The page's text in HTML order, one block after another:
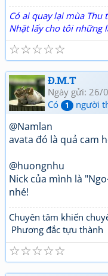
Có ai quay lại mùa Thu
Nhặt lấy cho tôi những
☆
☆
☆
☆
☆
Đ.M.T
Ngày gửi: 26/
Có
1 người
@Namlan
avata đó là quả cam
@huongnhu
Nick của mình là
nhé!
Chuyên tâm khiến
Phương đắc tựu thành
☆
☆
☆
☆
☆